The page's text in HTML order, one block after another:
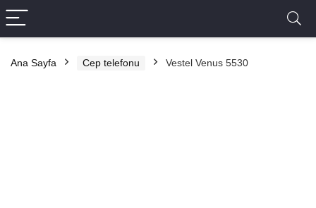
Ana Sayfa Cep telefonu Vestel Venus 5530